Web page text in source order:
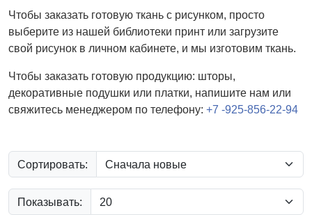
Чтобы заказать готовую ткань с рисунком, просто
выберите из нашей библиотеки принт или загрузите
свой рисунок в личном кабинете, и мы изготовим ткань.
Чтобы заказать готовую продукцию: шторы,
декоративные подушки или платки, напишите нам или
свяжитесь менеджером по телефону: +7 -925-856-22-94
Сортировать:
Показывать: